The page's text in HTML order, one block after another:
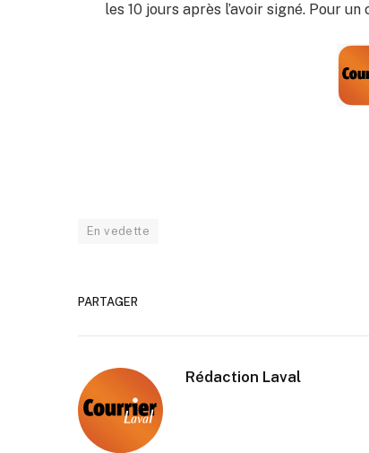
les 10 jours après l’avoir signé. Pour
En vedette
PARTAGER
Rédaction Laval